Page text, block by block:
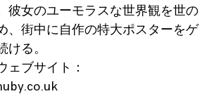
彼女のユーモラスな世界観を世の
、街中に自作の特大ポスターをゲ
ける。
ェブサイト：